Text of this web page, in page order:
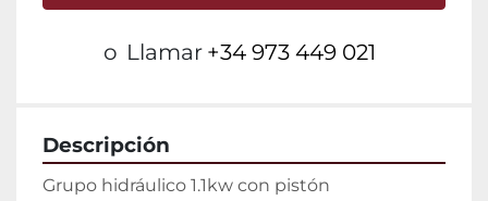
o Llamar +34 973 449 021
Descripción
Grupo hidráulico 1.1kw con pistón